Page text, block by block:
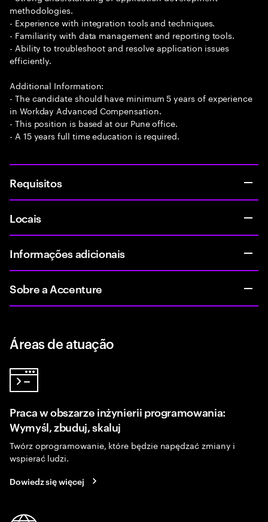
methodologies.
- Experience with integration tools and techniques.
- Familiarity with data management and reporting tools.
- Ability to troubleshoot and resolve application issues
efficiently.
Additional Information:
- The candidate should have minimum 5 years of experience
in Workday Advanced Compensation.
- This position is based at our Pune office.
- A 15 years full time education is required.
Requisitos
Locais
Informações adicionais
Sobre a Accenture
Áreas de atuação
Praca w obszarze inżynierii programowania:
Wymyśl, zbuduj, skaluj
Twórz oprogramowanie, które będzie napędzać zmiany i
wspierać ludzi.
Dowiedz się więcej